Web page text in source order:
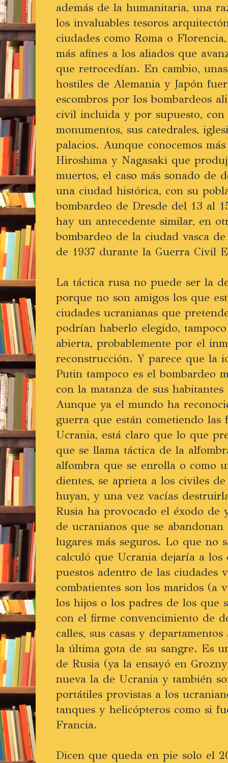
además de la humanitaria, una
los invaluables tesoros
ciudades como Roma o
más afines a los aliados que
que retrocedían. En cambio,
hostiles de Alemania y Japón
escombros por los bombardeos
civil incluida y por supuesto, con
monumentos, sus catedrales,
palacios. Aunque conocemos
Hiroshima y Nagasaki que
muertos, el caso más sonado de
una ciudad histórica, con su
bombardeo de Dresde del 13 al
hay un antecedente similar, en
bombardeo de la ciudad vasca
de 1937 durante la Guerra Civil
La táctica rusa no puede ser la
porque no son amigos los que
ciudades ucranianas que
podrían haberlo elegido,
abierta, probablemente por el
reconstrucción. Y parece que la
Putin tampoco es el bombardeo
con la matanza de sus
Aunque ya el mundo ha
guerra que están cometiendo las
Ucrania, está claro que lo que
que se llama táctica de la
alfombra que se enrolla o como
dientes, se aprieta a los civiles
huyan, y una vez vacías
Rusia ha provocado el éxodo de
de ucranianos que se abandonan
lugares más seguros. Lo que no
calculó que Ucrania dejaría a los
puestos adentro de las ciudades
combatientes son los maridos (a
los hijos o los padres de los que
con el firme convencimiento de
calles, sus casas y
la última gota de su sangre. Es
de Rusia (ya la ensayó en
nueva la de Ucrania y también
portátiles provistas a los
tanques y helicópteros como si
Francia.
Dicen que queda en pie solo el